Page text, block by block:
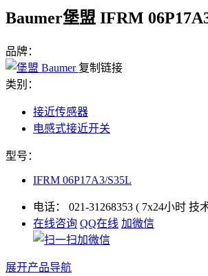
Baumer堡盟 IFRM
品牌：
复制链接
类别：
接近传感器
电感式接近开关
型号：
IFRM 06P17A3/S35L
电话： 021-31268353 ( 7x24小时 技
在线咨询 QQ在线 加微信
展开产品导航